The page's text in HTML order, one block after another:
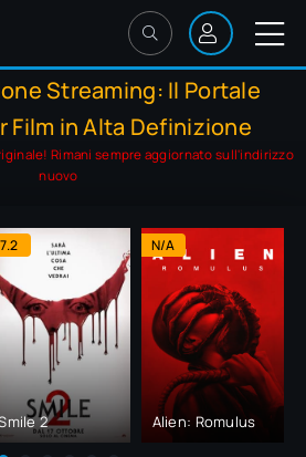
Streaming: Il Portale
Film in Alta Definizione
Rimani sempre aggiornato sull'indirizzo
nuovo
7.2
2
N/A
Alien: Romulus